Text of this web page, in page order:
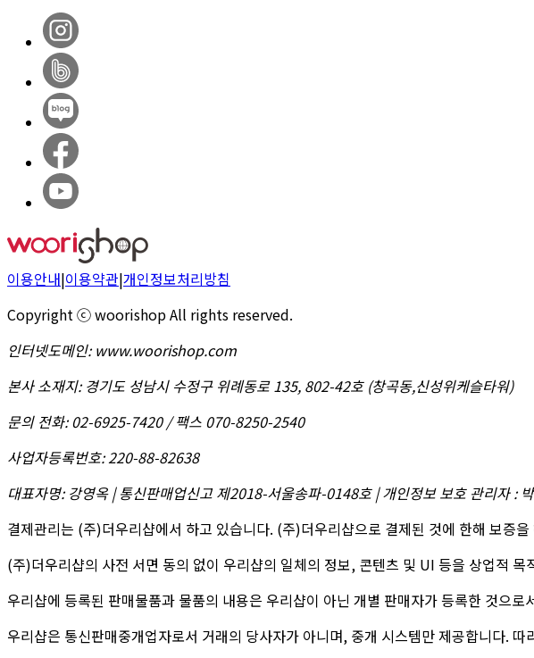
이용안내|이용약관|개인정보처리방침
Copyright ⓒ woorishop All rights reserved.
인터넷도메인:www.woorishop.com
본사 소재지:경기도 성남시 수정구 위례동로 135, 802-42호 (창곡동,신성위케슬타워)
문의 전화:02-6925-7420 / 팩스 070-8250-2540
사업자등록번호:220-88-82638
대표자명:강영옥 | 통신판매업신고 제2018-서울송파-0148호 | 개인정보 보호 관리자 :
결제관리는 (주)더우리샵에서 하고 있습니다. (주)더우리샵으로 결제된 것에 한해 보증
(주)더우리샵의 사전 서면 동의 없이 우리샵의 일체의 정보, 콘텐츠 및 UI 등을 상업적
우리샵에 등록된 판매물품과 물품의 내용은 우리샵이 아닌 개별 판매자가 등록한 것으로
우리샵은 통신판매중개업자로서 거래의 당사자가 아니며, 중개 시스템만 제공합니다.